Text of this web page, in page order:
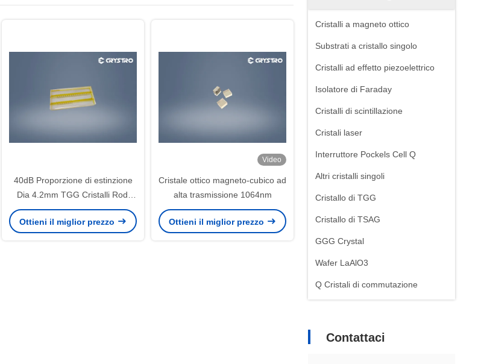
Cristalli a magneto ottico
Substrati a cristallo singolo
Cristalli ad effetto piezoelettrico
Isolatore di Faraday
Cristalli di scintillazione
Cristali laser
Interruttore Pockels Cell Q
Altri cristalli singoli
Cristallo di TGG
Cristallo di TSAG
GGG Crystal
Wafer LaAlO3
Q Cristali di commutazione
Contattaci
40dB Proporzione di estinzione
Dia 4.2mm TGG Cristalli Rodi
Terbio Gallio Granato
Ottieni il miglior prezzo
Video
Cristale ottico magneto-cubico ad
alta trasmissione 1064nm
Ottieni il miglior prezzo